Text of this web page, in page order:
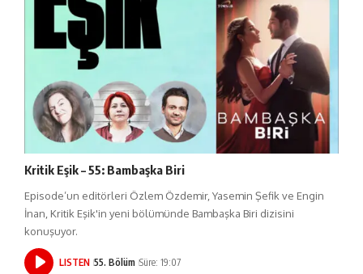
Kritik Eşik – 55: Bambaşka Biri
Episode’un editörleri Özlem Özdemir, Yasemin Şefik ve Engin
İnan, Kritik Eşik'in yeni bölümünde Bambaşka Biri dizisini
konuşuyor.
LISTEN 55. Bölüm Süre: 19:07